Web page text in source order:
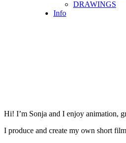
DRAWINGS
Info
Hi! I’m Sonja and I enjoy animation,
I produce and create my own short